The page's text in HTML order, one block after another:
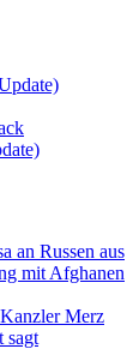
an Russen aus
mit Afghanen
Merz
sagt